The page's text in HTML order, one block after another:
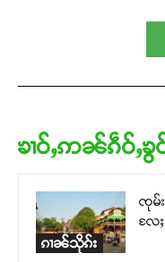
ၶၢဝ်ႇဢၼ်ၵဵဝ်ႇၶွ
ၵၢၼ်သိုၵ်း
ၸုမ်
လႄ